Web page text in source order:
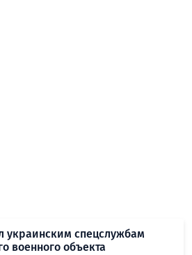
украинским спецслужбам
военного объекта